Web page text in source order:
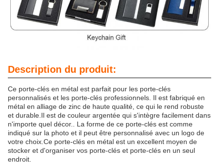
Description du produit:
Ce porte-clés en métal est parfait pour les porte-clés
personnalisés et les porte-clés professionnels. Il est fabriqué en
métal en alliage de zinc de haute qualité, ce qui le rend robuste
et durable.Il est de couleur argentée qui s'intègre facilement dans
n'importe quel décor.. La forme de ce porte-clés est comme
indiqué sur la photo et il peut être personnalisé avec un logo de
votre choix.Ce porte-clés en métal est un excellent moyen de
stocker et d'organiser vos porte-clés et porte-clés en un seul
endroit.